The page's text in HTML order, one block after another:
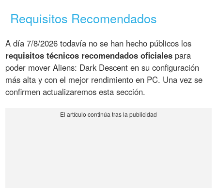
Requisitos Recomendados
A día 7/8/2026 todavía no se han hecho públicos los
requisitos técnicos recomendados oficiales para
poder mover Aliens: Dark Descent en su configuración
más alta y con el mejor rendimiento en PC. Una vez se
confirmen actualizaremos esta sección.